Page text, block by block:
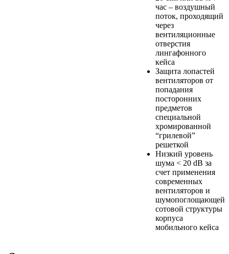
час – воздушный
поток, проходящий
через
вентиляционные
отверстия
лингафонного
кейса
Защита лопастей
вентиляторов от
попадания
посторонних
предметов
специальной
хромированной
“грилевой”
решеткой
Низкий уровень
шума < 20 dB за
счет применения
современных
вентиляторов и
шумопоглощающей
сотовой структуры
корпуса
мобильного кейса